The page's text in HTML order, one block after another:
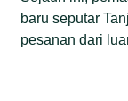
baru seputar
pesanan dari